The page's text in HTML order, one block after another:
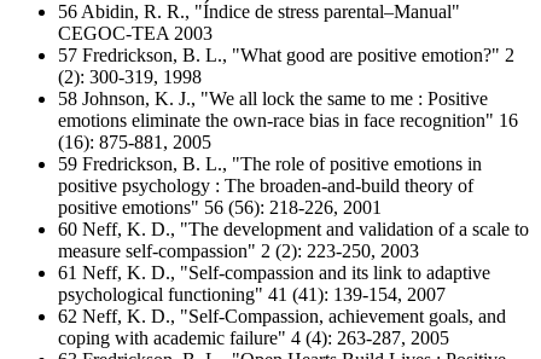
56 Abidin, R. R., "Índice de stress parental–Manual"
CEGOC-TEA 2003
57 Fredrickson, B. L., "What good are positive emotion?" 2
(2): 300-319, 1998
58 Johnson, K. J., "We all lock the same to me : Positive
emotions eliminate the own-race bias in face recognition" 16
(16): 875-881, 2005
59 Fredrickson, B. L., "The role of positive emotions in
positive psychology : The broaden-and-build theory of
positive emotions" 56 (56): 218-226, 2001
60 Neff, K. D., "The development and validation of a scale to
measure self-compassion" 2 (2): 223-250, 2003
61 Neff, K. D., "Self-compassion and its link to adaptive
psychological functioning" 41 (41): 139-154, 2007
62 Neff, K. D., "Self-Compassion, achievement goals, and
coping with academic failure" 4 (4): 263-287, 2005